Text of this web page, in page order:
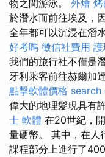
物之間游泳。 外燴 烤
於潛水而前往埃及，
全年都可以沉浸在潛
好考嗎 徵信社費用
我們的旅行社不僅是
牙利乘客前往赫爾加
點擊軟體價格
偉大的地理髮現具有
士 軟體 在20世紀，
量硬幣。 其中，在人
課程部分上進行了